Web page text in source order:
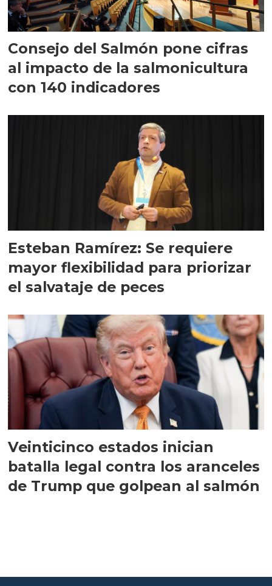
Consejo del Salmón pone cifras
al impacto de la salmonicultura
con 140 indicadores
Esteban Ramírez: Se requiere
mayor flexibilidad para priorizar
el salvataje de peces
Veinticinco estados inician
batalla legal contra los aranceles
de Trump que golpean al salmón